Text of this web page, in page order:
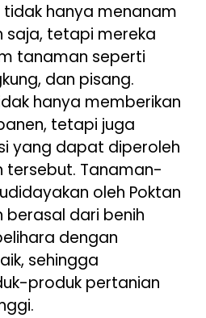
tidak hanya menanam
saja, tetapi mereka
tanaman seperti
dan pisang.
hanya memberikan
tetapi juga
yang dapat diperoleh
tersebut. Tanaman-
oleh Poktan
berasal dari benih
dengan
sehingga
produk pertanian